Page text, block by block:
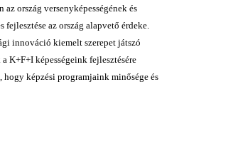
ország versenyképességének és
az ország alapvető érdeke.
innováció kiemelt szerepet játszó
K+F+I képességeink fejlesztésére
képzési programjaink minősége és